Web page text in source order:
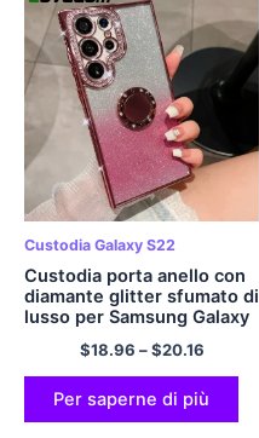
Custodia Galaxy S22
Custodia porta anello con
diamante glitter sfumato di
lusso per Samsung Galaxy
S23 Ultra Plus S22 Ultra
Plus S 23 22 5Custodia
morbida per telefono G
$18.96 –$20.16
Per saperne di più